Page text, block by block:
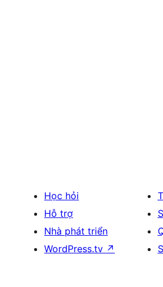
Học hỏi
Hỗ trợ
Nhà phát triển
WordPress.tv ↗